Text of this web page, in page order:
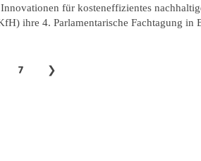
für kosteneffizientes
ihre 4. Parlamentarische Fachtagung in
7 ❯